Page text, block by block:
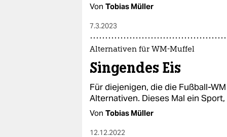
Von Tobias Müller
7.3.2023
Alternativen für WM-Muffel
Singendes Eis
Für diejenigen, die die Fußball-
Alternativen. Dieses Mal ein
Von Tobias Müller
12.12.2022